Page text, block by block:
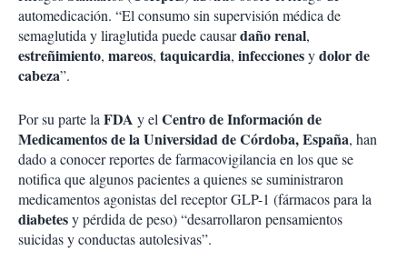
automedicación. “El consumo sin supervisión médica de
semaglutida y liraglutida puede causardañorenal,
estreñimiento, mareos, taquicardia, infeccionesydolor de
cabeza”.
Por su parte laFDA y elCentro de Información de
Medicamentos de la Universidad de Córdoba, España, han
dado a conocer reportes de farmacovigilancia en los que se
notifica que algunos pacientes a quienes se suministraron
medicamentos agonistas del receptor GLP-1 (fármacos para la
diabetesy pérdida de peso) “desarrollaron pensamientos
suicidas y conductas autolesivas”.